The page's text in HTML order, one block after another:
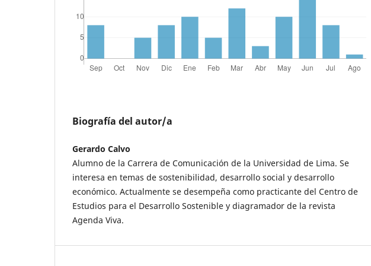
Biografía del autor/a
Gerardo Calvo
Alumno de la Carrera de Comunicación de la Universidad de Lima. Se
interesa en temas de sostenibilidad, desarrollo social y desarrollo
económico. Actualmente se desempeña como practicante del Centro de
Estudios para el Desarrollo Sostenible y diagramador de la revista
Agenda Viva.